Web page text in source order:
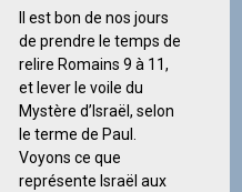
Il est bon de nos jours
de prendre le temps de
relire Romains 9 à 11,
et lever le voile du
Mystère d’Israël, selon
le terme de Paul.
Voyons ce que
représente Israël aux